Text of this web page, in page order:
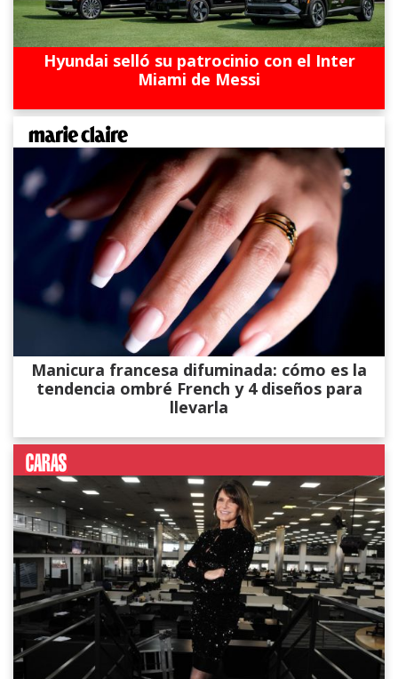
Hyundai selló su patrocinio con el Inter
Miami de Messi
Manicura francesa difuminada: cómo es la
tendencia ombré French y 4 diseños para
llevarla